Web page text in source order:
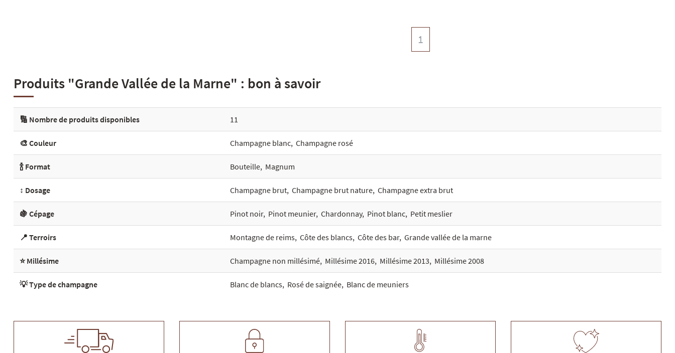
1
Produits "Grande Vallée de la Marne" : bon à savoir
🔢 Nombre de produits disponibles 11
🎨 Couleur Champagne blanc, Champagne rosé
🍾 Format Bouteille, Magnum
↕️ Dosage Champagne brut, Champagne brut nature, Champagne extra brut
🍇 Cépage Pinot noir, Pinot meunier, Chardonnay, Pinot blanc, Petit meslier
📍 Terroirs Montagne de reims, Côte des blancs, Côte des bar, Grande vallée de la marne
⭐ Millésime Champagne non millésimé, Millésime 2016, Millésime 2013, Millésime 2008
💡 Type de champagne Blanc de blancs, Rosé de saignée, Blanc de meuniers